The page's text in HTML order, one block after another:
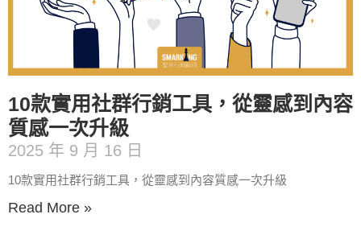
10款實用社群行銷工具，從靈感到內容
質感一次升級
2025 年 9 月 16 日
10款實用社群行銷工具，從靈感到內容質感一次升級
Read More »